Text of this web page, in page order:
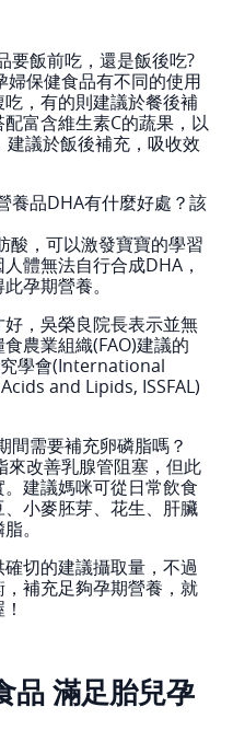
要飯前吃，還是飯後吃?
保健食品有不同的使用
，有的則建議於餐後補
富含維生素C的蔬果，以
議於飯後補充，吸收效
養品DHA有什麼好處？該
酸，可以激發寶寶的學習
體無法自行合成DHA，
孕期營養。
，吳榮良院長表示並無
農業組織(FAO)建議的
學會(International
and Lipids, ISSFAL)
間需要補充卵磷脂嗎？
來改善乳腺管阻塞，但此
建議媽咪可從日常飲食
小麥胚芽、花生、肝臟
。
切的建議攝取量，不過
補充足夠孕期營養，就
品 滿足胎兒孕